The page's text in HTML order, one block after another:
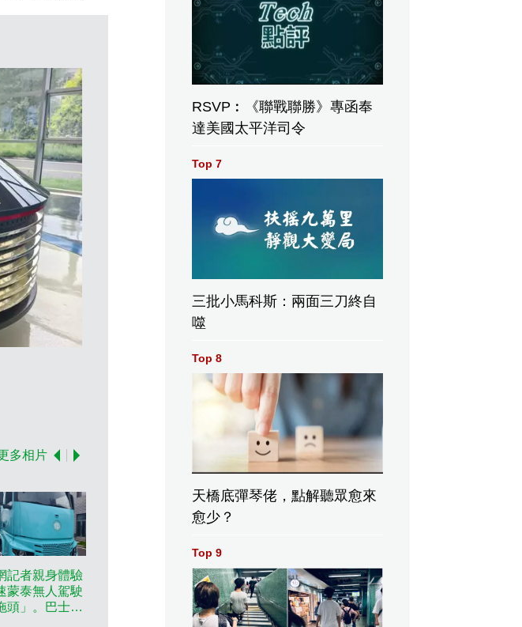
勁鋁輕量化車架。巴士的報記者攝
多相片
記者親身體驗
蒙泰無人駕駛
頭」。巴士的
圓速蒙泰純電「拖
頭」。巴士的報記
RSVP︰《聯戰聯勝》專函奉
達美國太平洋司令
Top 7
三批小馬科斯：兩面三刀終自
噬
Top 8
天橋底彈琴佬，點解聽眾愈來
愈少？
Top 9